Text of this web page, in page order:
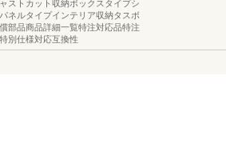
ストカット収納ボックスタイプシ
ネルタイプインテリア収納タスボ
部品商品詳細一覧特注対応品特注
別仕様対応互換性